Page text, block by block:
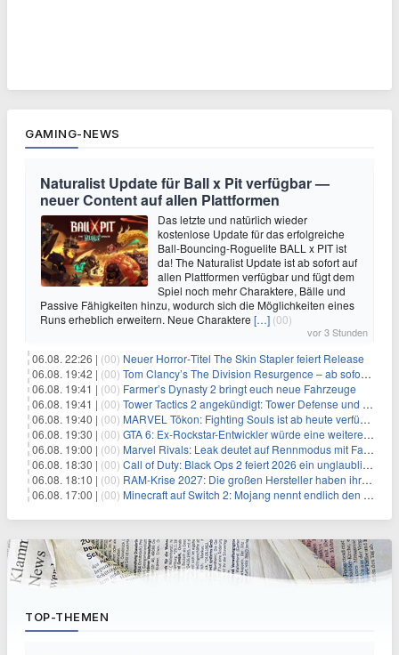
GAMING-NEWS
Naturalist Update für Ball x Pit verfügbar —
neuer Content auf allen Plattformen
Das letzte und natürlich wieder
kostenlose Update für das erfolgreiche
Ball-Bouncing-Roguelite BALL x PIT ist
da! The Naturalist Update ist ab sofort auf
allen Plattformen verfügbar und fügt dem
Spiel noch mehr Charaktere, Bälle und
Passive Fähigkeiten hinzu, wodurch sich die Möglichkeiten eines
Runs erheblich erweitern. Neue Charaktere […] (00)
vor 3 Stunden
06.08. 22:26 | (00) Neuer Horror‑Titel The Skin Stapler feiert Release
06.08. 19:42 | (00) Tom Clancy’s The Division Resurgence – ab sofort für euch verfügbar
06.08. 19:41 | (00) Farmer’s Dynasty 2 bringt euch neue Fahrzeuge
06.08. 19:41 | (00) Tower Tactics 2 angekündigt: Tower Defense und Deckbuilding Kombo kehrt zurück
06.08. 19:40 | (00) MARVEL Tōkon: Fighting Souls ist ab heute verfügbar
06.08. 19:30 | (00) GTA 6: Ex-Rockstar-Entwickler würde eine weitere Verschiebung nicht überraschen
06.08. 19:00 | (00) Marvel Rivals: Leak deutet auf Rennmodus mit Fahrzeugen hin
06.08. 18:30 | (00) Call of Duty: Black Ops 2 feiert 2026 ein unglaubliches Comeback
06.08. 18:10 | (00) RAM-Krise 2027: Die großen Hersteller haben ihre Produktion offenbar schon verkauft
06.08. 17:00 | (00) Minecraft auf Switch 2: Mojang nennt endlich den Releasetermin
TOP-THEMEN